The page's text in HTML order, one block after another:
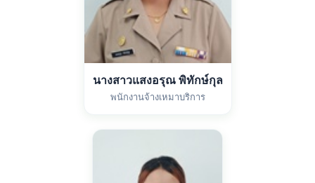
นางสาวแสงอรุณ พิทักษ์กุล
พนักงานจ้างเหมาบริการ